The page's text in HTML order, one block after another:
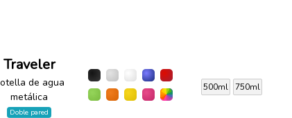
Traveler
de agua
metálica
Doble pared
500ml 750ml